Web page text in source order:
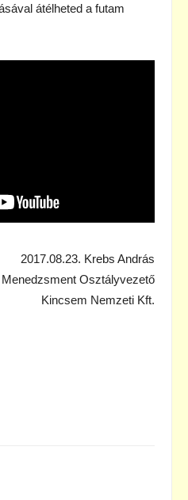
átélheted a futam
2017.08.23. Krebs András
Osztályvezető
Kincsem Nemzeti Kft.